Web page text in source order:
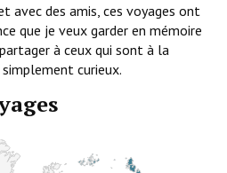
avec des amis, ces voyages ont
que je veux garder en mémoire
à ceux qui sont à la
curieux.